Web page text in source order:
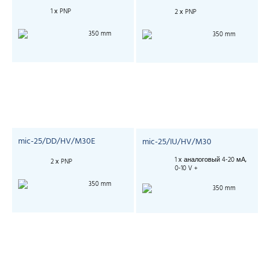
1 х PNP
350 mm
2 х PNP
350 mm
mic-25/DD/HV/M30E
2 х PNP
350 mm
mic-25/IU/HV/M30
1 х аналоговый 4-20 мА,
0-10 V +
350 mm